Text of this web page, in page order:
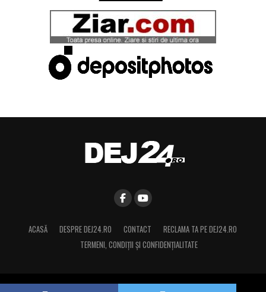
ACASĂ DESPRE DEJ24.RO CONTACT
RECLAMA TA PE DEJ24.RO
TERMENI, CONDIŢII ȘI CONFIDENȚIALITATE